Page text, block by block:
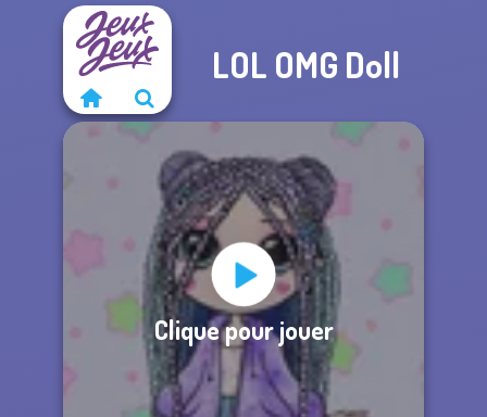
LOL OMG Doll
Clique pour jouer